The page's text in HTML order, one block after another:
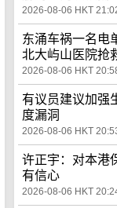
2026-08-06 HKT
东涌车祸一名
北大屿山医院抢
2026-08-06 HKT
有议员建议加强
度漏洞
2026-08-06 HKT
许正宇：对本港
有信心
2026-08-06 HKT